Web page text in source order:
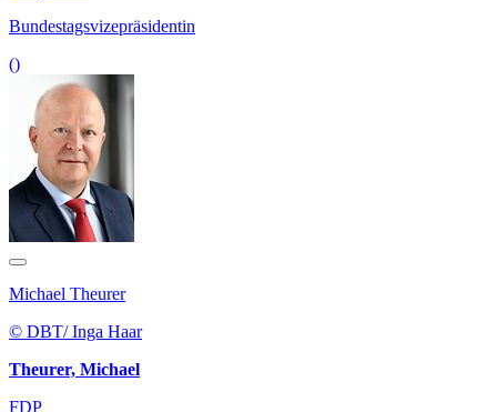
Bundestagsvizepräsidentin
()
Michael Theurer
© DBT/ Inga Haar
Theurer, Michael
FDP